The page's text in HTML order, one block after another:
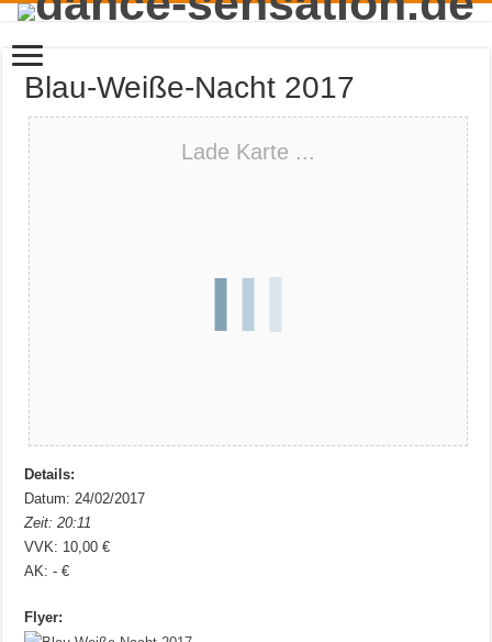
Blau-Weiße-Nacht 2017
Lade Karte ...
Details:
Datum: 24/02/2017
Zeit: 20:11
VVK: 10,00 €
AK: - €
Flyer: